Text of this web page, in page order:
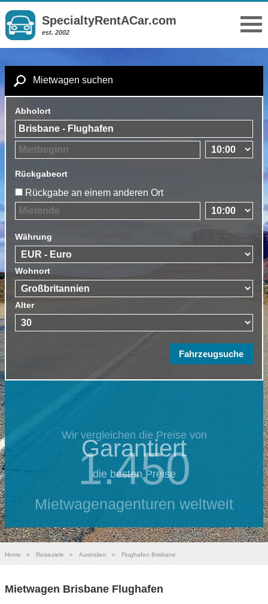
SpecialtyRentACar.com
est. 2002
Mietwagen suchen
Abholort
Rückgabeort
Rückgabe an einem anderen Ort
Währung
Wohnort
Alter
Wir vergleichen die Preise von
1.450
Mietwagenagenturen weltweit
Garantiert
die besten Preise
Home » Reiseziele » Australien » Flughafen Brisbane
Mietwagen Brisbane Flughafen